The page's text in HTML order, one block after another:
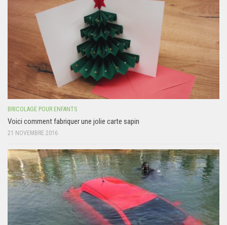
BRICOLAGE POUR ENFANTS
Voici comment fabriquer une jolie carte sapin
21 NOVEMBRE 2016